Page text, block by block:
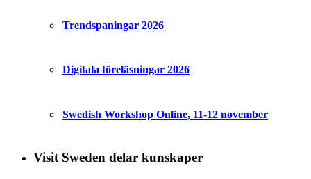
Trendspaningar 2026
Digitala föreläsningar 2026
Swedish Workshop Online, 11-12 november
Visit Sweden delar kunskaper